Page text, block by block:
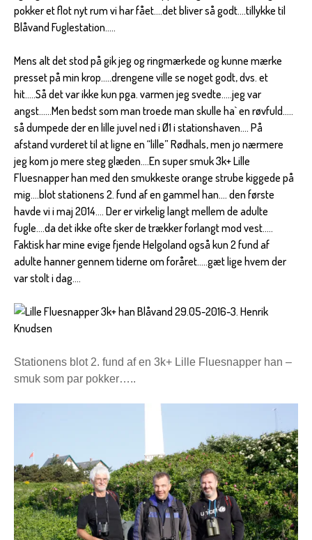
pokker et flot nyt rum vi har fået….det bliver så godt….tillykke til
Blåvand Fuglestation…..
Mens alt det stod på gik jeg og ringmærkede og kunne mærke
presset på min krop…..drengene ville se noget godt, dvs. et
hit…..Så det var ikke kun pga. varmen jeg svedte…..jeg var
angst……Men bedst som man troede man skulle ha` en røvfuld…..
så dumpede der en lille juvel ned i Ø1 i stationshaven…. På
afstand vurderet til at ligne en “lille” Rødhals, men jo nærmere
jeg kom jo mere steg glæden….En super smuk 3k+ Lille
Fluesnapper han med den smukkeste orange strube kiggede på
mig….blot stationens 2. fund af en gammel han…. den første
havde vi i maj 2014…. Der er virkelig langt mellem de adulte
fugle….da det ikke ofte sker de trækker forlangt mod vest…..
Faktisk har mine evige fjende Helgoland også kun 2 fund af
adulte hanner gennem tiderne om foråret…..gæt lige hvem der
var stolt i dag….
Stationens blot 2. fund af en 3k+ Lille Fluesnapper han –
smuk som par pokker…..